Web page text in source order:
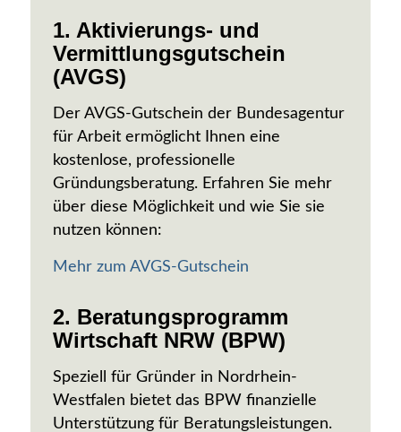
1. Aktivierungs- und
Vermittlungsgutschein
(AVGS)
Der AVGS-Gutschein der Bundesagentur
für Arbeit ermöglicht Ihnen eine
kostenlose, professionelle
Gründungsberatung. Erfahren Sie mehr
über diese Möglichkeit und wie Sie sie
nutzen können:
Mehr zum AVGS-Gutschein
2. Beratungsprogramm
Wirtschaft NRW (BPW)
Speziell für Gründer in Nordrhein-
Westfalen bietet das BPW finanzielle
Unterstützung für Beratungsleistungen.